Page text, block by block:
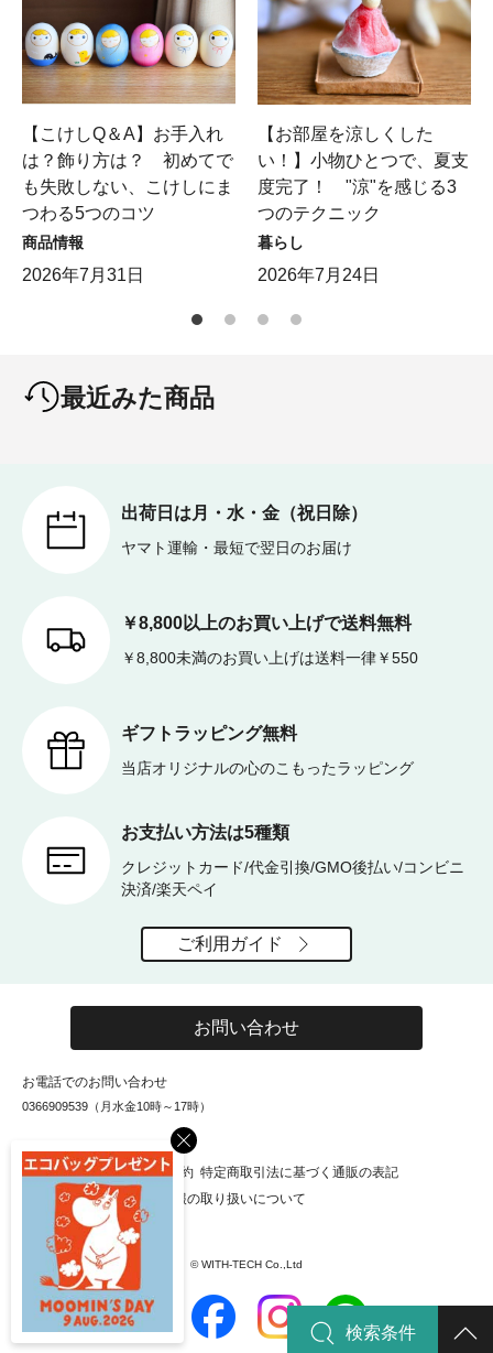
検索条件
×
【こけしQ＆A】お手入れ
は？飾り方は？ 初めてで
も失敗しない、こけしにま
つわる5つのコツ
商品情報
2026年7月31日
【お部屋を涼しくした
い！】小物ひとつで、夏支
度完了！ "涼"を感じる3
つのテクニック
暮らし
2026年7月24日
最近みた商品
出荷日は月・水・金（祝日除）
ヤマト運輸・最短で翌日のお届け
￥8,800以上のお買い上げで送料無料
￥8,800未満のお買い上げは送料一律￥550
ギフトラッピング無料
当店オリジナルの心のこもったラッピング
お支払い方法は5種類
クレジットカード/代金引換/GMO後払い/コンビニ
決済/楽天ペイ
ご利用ガイド
お問い合わせ
お電話でのお問い合わせ
0366909539（月水金10時～17時）
お知らせ 会社概要 利用規約 特定商取引法に基づく通販の表記
個人情報保護方針 個人情報の取り扱いについて
© WITH-TECH Co.,Ltd